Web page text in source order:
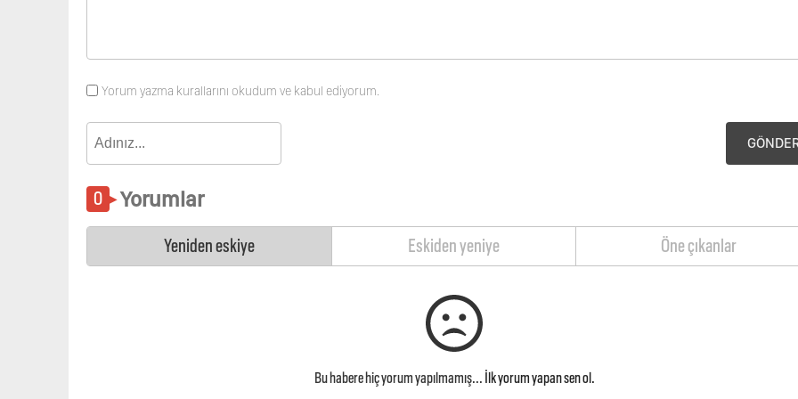
Yorum yazma kurallarını okudum ve kabul ediyorum.
Yorumlar
Yeniden eskiye Eskiden yeniye Öne çıkanlar
Bu habere hiç yorum yapılmamış... İlk yorum yapan sen ol.